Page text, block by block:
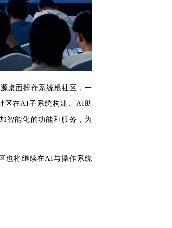
桌面操作系统根社区，一
区在AI子系统构建、AI助
智能化的功能和服务，为
也将继续在AI与操作系统